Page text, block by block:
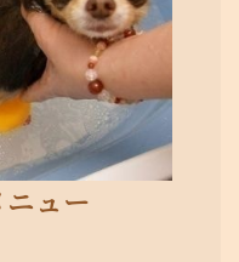
ュー